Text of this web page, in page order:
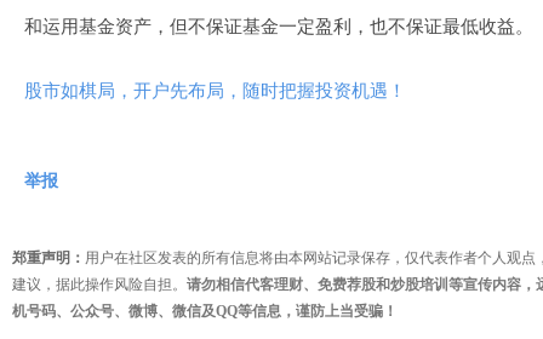
和运用基金资产，但不保证基金一定盈利，也不保证最低收益。
股市如棋局，开户先布局，随时把握投资机遇！
举报
郑重声明： 用户在社区发表的所有信息将由本网站记录保存，仅代表作者个人观
建议，据此操作风险自担。 请勿相信代客理财、免费荐股和炒股培训等宣传内容
机号码、公众号、微博、微信及QQ等信息，谨防上当受骗！